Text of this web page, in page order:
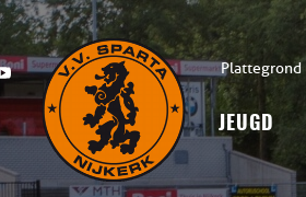
Plattegrond
JEUGD